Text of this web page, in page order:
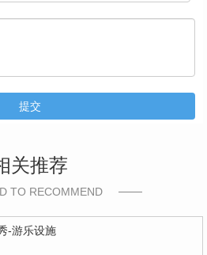
提交
关推荐
TO RECOMMEND
-游乐设施